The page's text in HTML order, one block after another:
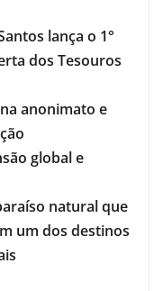
lança o 1°
dos Tesouros
anonimato e
global e
natural que
um dos destinos